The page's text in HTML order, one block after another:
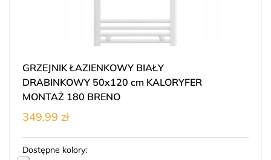
GRZEJNIK ŁAZIENKOWY BIAŁY
DRABINKOWY 50x120 cm KALORYFER
MONTAŻ 180 BRENO
349.99 zł
Dostępne kolory: